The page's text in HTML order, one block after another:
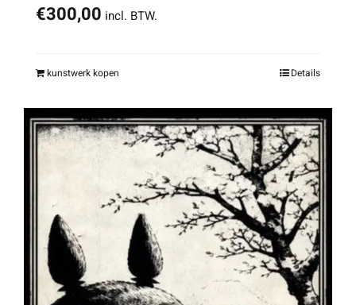
€300,00 incl. BTW.
kunstwerk kopen Details